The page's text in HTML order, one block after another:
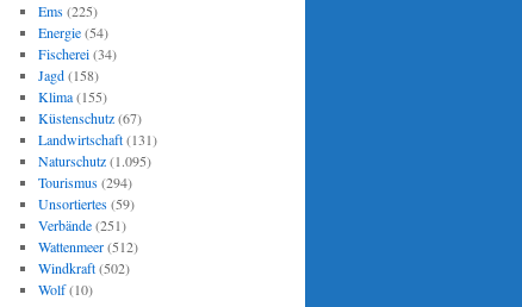
Ems(225)
Energie(54)
Fischerei(34)
Jagd(158)
Klima(155)
Küstenschutz(67)
Landwirtschaft(131)
Naturschutz(1.095)
Tourismus(294)
Unsortiertes(59)
Verbände(251)
Wattenmeer(512)
Windkraft(502)
Wolf(10)